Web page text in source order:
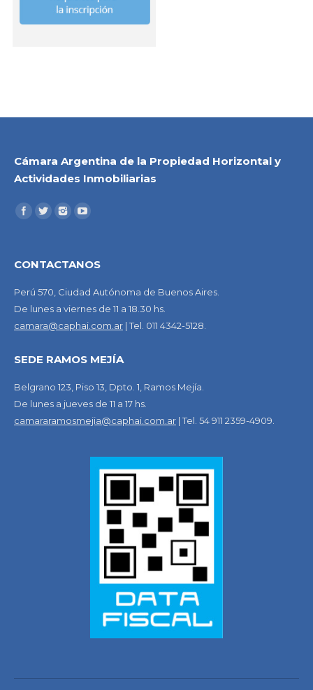
Cámara Argentina de la Propiedad Horizontal y
Actividades Inmobiliarias
CONTACTANOS
Perú 570, Ciudad Autónoma de Buenos Aires.
De lunes a viernes de 11 a 18.30 hs.
camara@caphai.com.ar | Tel. 011 4342-5128.
SEDE RAMOS MEJÍA
Belgrano 123, Piso 13, Dpto. 1, Ramos Mejía.
De lunes a jueves de 11 a 17 hs.
camararamosmejia@caphai.com.ar | Tel. 54 911 2359-4909.